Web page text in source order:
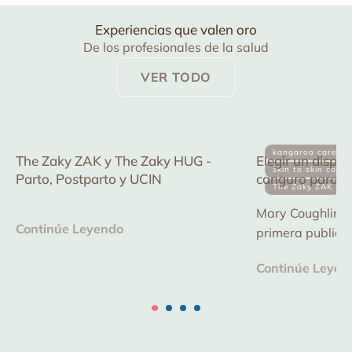
Experiencias que valen oro
De los profesionales de la salud
VER TODO
The Zaky ZAK y The Zaky HUG -
Parto, Postparto y UCIN
Continúe Leyendo
kangaroo care
skin to skin
The Zaky ZAK
Elegir un
canguro para
de la Calidad
Mary Coughlin
primera
reducir los
Continúe